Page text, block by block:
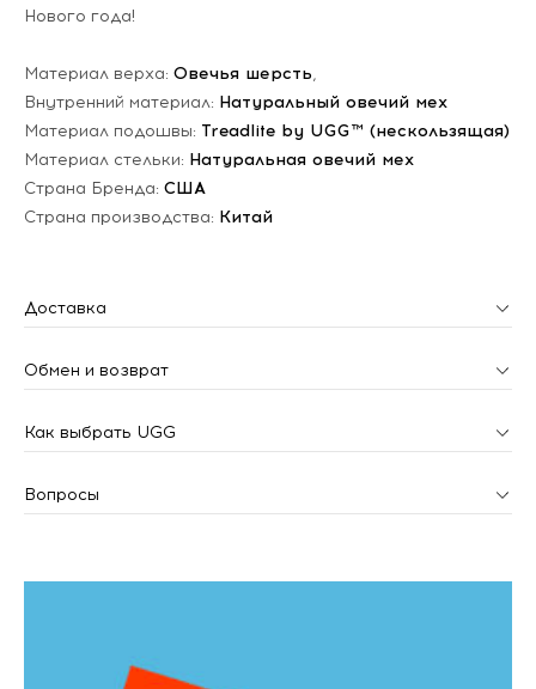
Нового года!
Материал верха: Овечья шерсть,
Внутренний материал: Натуральный овечий мех
Материал подошвы: Treadlite by UGG™ (нескользящая)
Материал стельки: Натуральная овечий мех
Страна Бренда: США
Страна производства: Китай
Доставка
Обмен и возврат
Как выбрать UGG
Вопросы